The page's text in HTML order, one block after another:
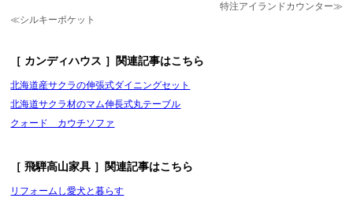
特注アイランドカウンター≫
≪シルキーポケット
［ カンディハウス ］関連記事はこちら
北海道産サクラの伸張式ダイニングセット
北海道サクラ材のマム伸長式丸テーブル
クォード カウチソファ
［ 飛騨高山家具 ］関連記事はこちら
リフォームし愛犬と暮らす